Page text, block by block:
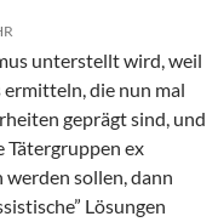
unterstellt wird, weil
die nun mal
geprägt sind, und
Tätergruppen ex
werden sollen, dann
Lösungen